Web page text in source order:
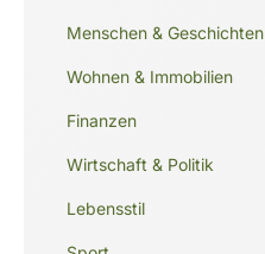
Menschen & Geschichten
Wohnen & Immobilien
Finanzen
Wirtschaft & Politik
Lebensstil